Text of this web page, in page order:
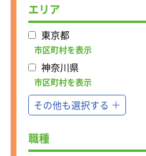
また、製造・生
具の導入を提案
付加価値を感じ
がけて、信頼関
エリア
東京都
市区町村を表示
神奈川県
市区町村を表示
その他も選択する
職種